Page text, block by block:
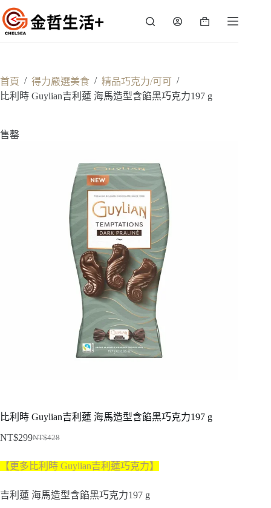
跳
至
主
容
購
首頁 / 得力嚴選美食 / 精品巧克力/可可 /
比利時 Guylian吉利蓮 海馬造型含餡黑巧克力197 g
售罄
比利時 Guylian吉利蓮 海馬造型含餡黑巧克力197 g
NT$428
始
價
格：
NT$299
前
價
格：
【更多比利時 Guylian吉利蓮巧克力】
吉利蓮 海馬造型含餡黑巧克力197 g